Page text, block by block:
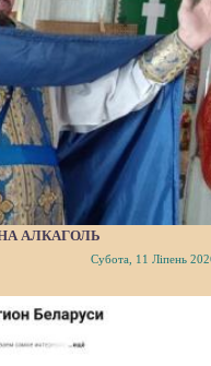
АЛКАГОЛЬ
Субота, 11 Ліпень